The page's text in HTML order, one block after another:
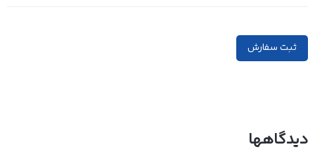
ثبت سفارش
دیدگاهها